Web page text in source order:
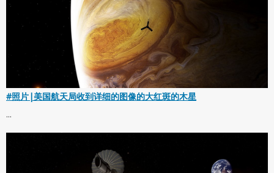
#照片|美国航天局收到详细的图像的大红斑的木星
...